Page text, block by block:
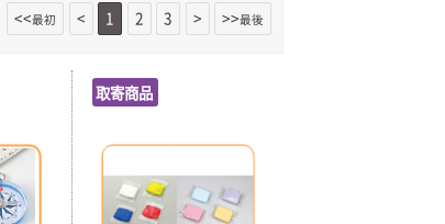
<<最初 < 1 2 3 > >>最後
取寄商品